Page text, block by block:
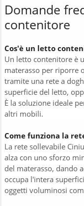
Domande
contenitore
Cos'è un letto
Un letto contenitore è
materasso per riporre
tramite una rete a
superficie del letto,
È la soluzione ideale
altri mobili.
Come funziona la
La rete sollevabile
alza con uno sforzo
del materasso, dando
occupa l'intera
oggetti voluminosi